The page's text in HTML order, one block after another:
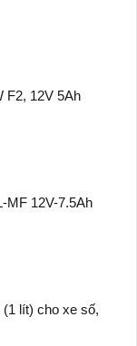
F2, 12V 5Ah
MF 12V-7.5Ah
lít) cho xe số,